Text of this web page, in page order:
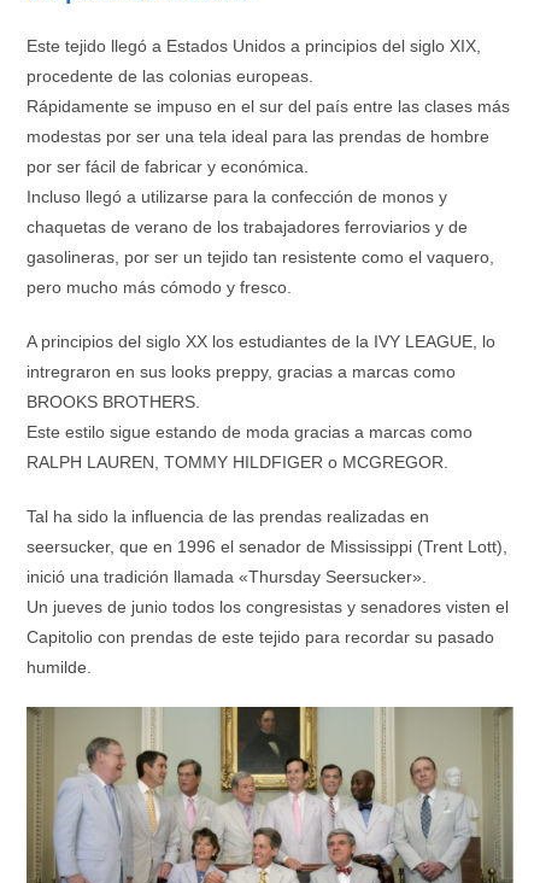
Este tejido llegó a Estados Unidos a principios del siglo XIX,
procedente de las colonias europeas.
Rápidamente se impuso en el sur del país entre las clases más
modestas por ser una tela ideal para las prendas de hombre
por ser fácil de fabricar y económica.
Incluso llegó a utilizarse para la confección de monos y
chaquetas de verano de los trabajadores ferroviarios y de
gasolineras, por ser un tejido tan resistente como el vaquero,
pero mucho más cómodo y fresco.
A principios del siglo XX los estudiantes de la IVY LEAGUE, lo
intregraron en sus looks preppy, gracias a marcas como
BROOKS BROTHERS.
Este estilo sigue estando de moda gracias a marcas como
RALPH LAUREN, TOMMY HILDFIGER o MCGREGOR.
Tal ha sido la influencia de las prendas realizadas en
seersucker, que en 1996 el senador de Mississippi (Trent Lott),
inició una tradición llamada «Thursday Seersucker».
Un jueves de junio todos los congresistas y senadores visten el
Capitolio con prendas de este tejido para recordar su pasado
humilde.